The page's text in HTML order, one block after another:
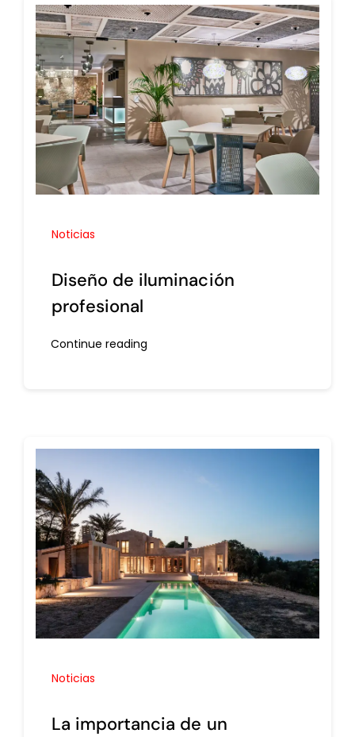
Noticias
Diseño de iluminación
profesional
Continue reading
Noticias
La importancia de un